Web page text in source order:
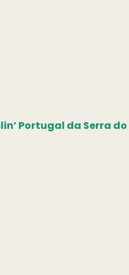
Portugal da Serra